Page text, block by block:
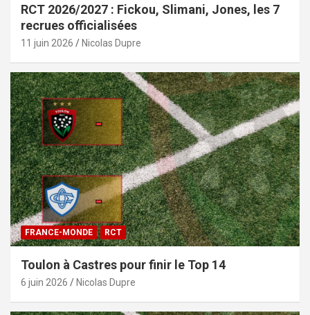
RCT 2026/2027 : Fickou, Slimani, Jones, les 7
recrues officialisées
11 juin 2026 Nicolas Dupre
FRANCE-MONDE RCT
Toulon à Castres pour finir le Top 14
6 juin 2026 Nicolas Dupre